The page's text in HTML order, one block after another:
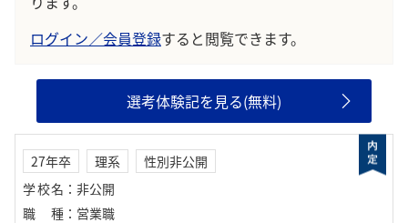
ログイン／会員登録すると閲覧できます。
選考体験記を見る(無料)
27年卒 理系
性別非公開
学校名 ： 非公開
職種 ： 営業職